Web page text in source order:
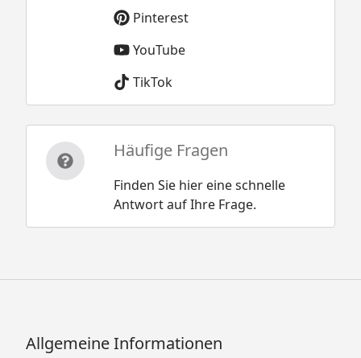
Pinterest
YouTube
TikTok
Häufige Fragen
Finden Sie hier eine schnelle
Antwort auf Ihre Frage.
Allgemeine Informationen